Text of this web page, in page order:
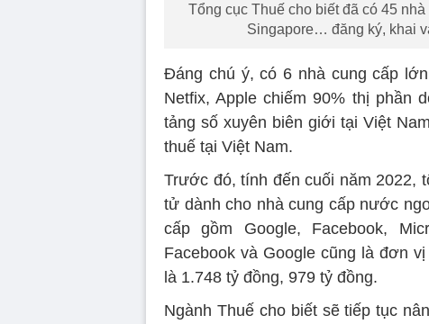
Tổng cục Thuế cho biết đã có 45
Singapore… đăng ký, khai
Đáng chú ý, có 6 nhà cung cấp
Netfix, Apple chiếm 90% thị phần
tảng số xuyên biên giới tại Việt
thuế tại Việt Nam.
Trước đó, tính đến cuối năm 2022,
tử dành cho nhà cung cấp nước
cấp gồm Google, Facebook,
Facebook và Google cũng là đơn
là 1.748 tỷ đồng, 979 tỷ đồng.
Ngành Thuế cho biết sẽ tiếp tục